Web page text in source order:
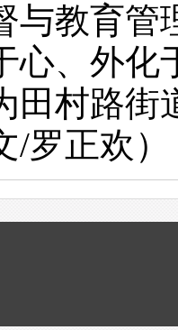
与教育
心、外化
田村路街
/罗正欢）